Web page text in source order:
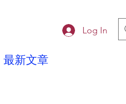
最新文章
Log In